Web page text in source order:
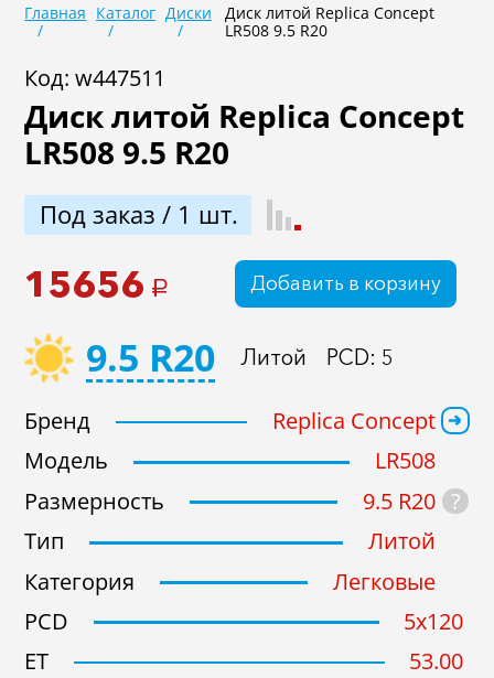
ET
Не задан
В наличии Под заказ
Главная Каталог Диски
Диск литой Replica Concept
LR508 9.5 R20
Код: w447511
Диск литой Replica Concept
LR508 9.5 R20
Под заказ / 1 шт.
15656 a Добавить в корзину
9.5 R20 Литой PCD: 5
Бренд
Replica Concept
Модель
LR508
Размерность
9.5 R20 ?
Тип
Литой
Категория
Легковые
PCD
5x120
ET
53.00